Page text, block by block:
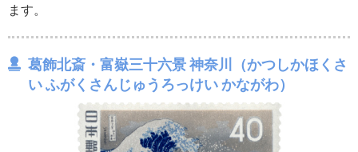
ます。
葛飾北斎・富嶽三十六景 神奈川（かつしかほくさ
い ふがくさんじゅうろっけい かながわ）